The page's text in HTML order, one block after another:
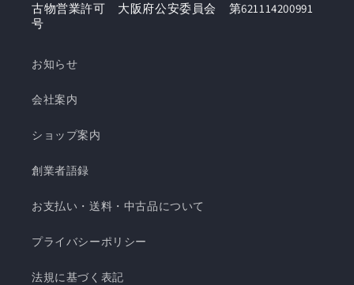
古物営業許可 大阪府公安委員会 第621114200991
号
お知らせ
会社案内
ショップ案内
創業者語録
お支払い・送料・中古品について
プライバシーポリシー
法規に基づく表記